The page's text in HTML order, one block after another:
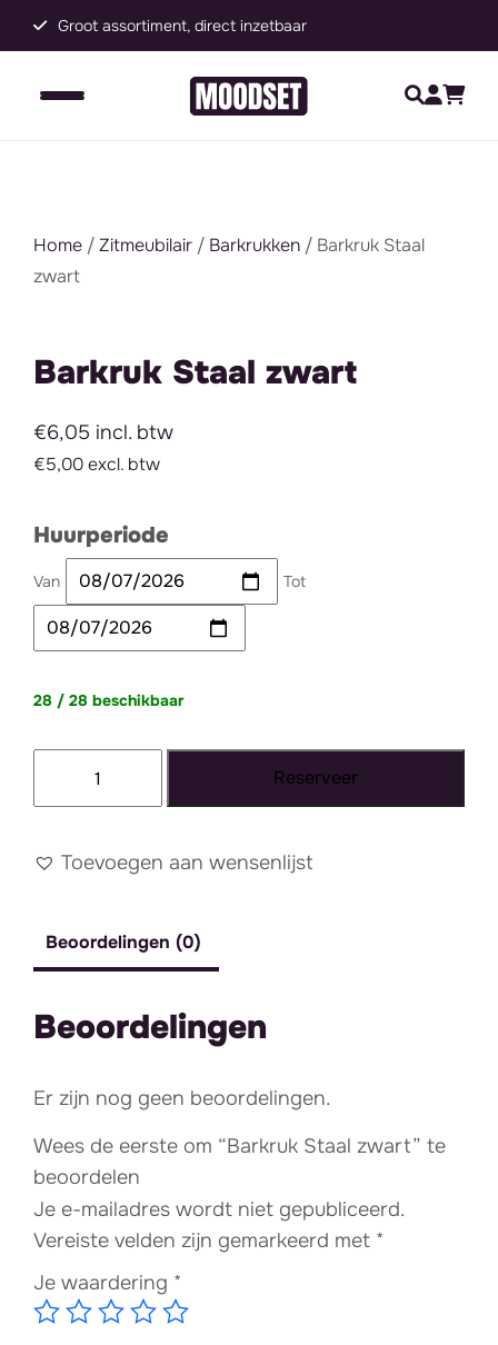
Groot assortiment, direct inzetbaar
Home /Zitmeubilair / Barkrukken / Barkruk Staal
zwart
Barkruk Staal zwart
€6,05 incl. btw
€5,00 excl. btw
Huurperiode
Van Tot
28 / 28 beschikbaar
aantal
Reserveer
Toevoegen aan wensenlijst
Beoordelingen (0)
Beoordelingen
Er zijn nog geen beoordelingen.
Wees de eerste om “Barkruk Staal zwart” te
beoordelen
Je e-mailadres wordt niet gepubliceerd.
Vereiste velden zijn gemarkeerd met *
Je waardering *